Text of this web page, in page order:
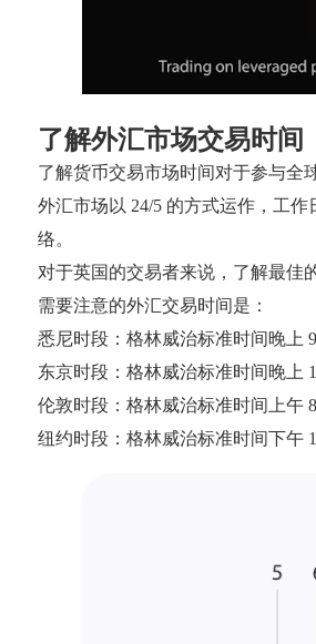
了解外汇市场交易时间
了解货币交易市场时间对于参与全
外汇市场以 24/5 的方式运作，工
络。
对于英国的交易者来说，了解最佳
需要注意的外汇交易时间是：
悉尼时段：格林威治标准时间晚上
东京时段：格林威治标准时间晚上
伦敦时段：格林威治标准时间上午
纽约时段：格林威治标准时间下午